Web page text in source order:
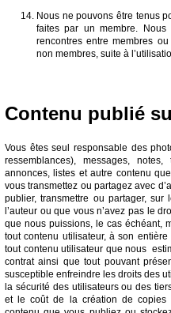
Nous ne pouvons être tenus
faites par un membre. Nous
rencontres entre membres
non membres, suite à
Contenu publié
Vous êtes seul responsable des
ressemblances), messages, notes,
annonces, listes et autre contenu
vous transmettez ou partagez avec
publier, transmettre ou partager,
l’auteur ou que vous n’avez pas le
que nous puissions, le cas échéant,
tout contenu utilisateur, à son
tout contenu utilisateur que nous
contrat ainsi que tout pouvant
susceptible enfreindre les droits des
la sécurité des utilisateurs ou des
et le coût de la création de copies